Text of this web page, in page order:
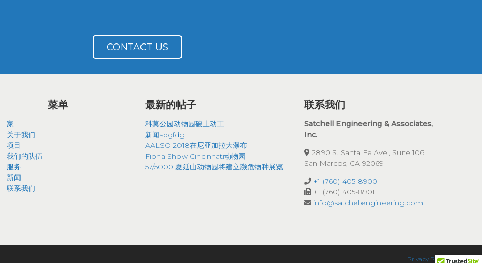
CONTACT US
菜单
家
关于我们
项目
我们的队伍
服务
新闻
联系我们
最新的帖子
科莫公园动物园破土动工
新闻sdgfdg
AALSO 2018在尼亚加拉大瀑布
Fiona Show Cincinnati动物园
57/5000 夏延山动物园将建立濒危物种展览
联系我们
Satchell Engineering & Associates,
Inc.
2890 S. Santa Fe Ave., Suite 106
San Marcos, CA 92069
+1 (760) 405-8900
+1 (760) 405-8901
info@satchellengineering.com
Privacy Policy